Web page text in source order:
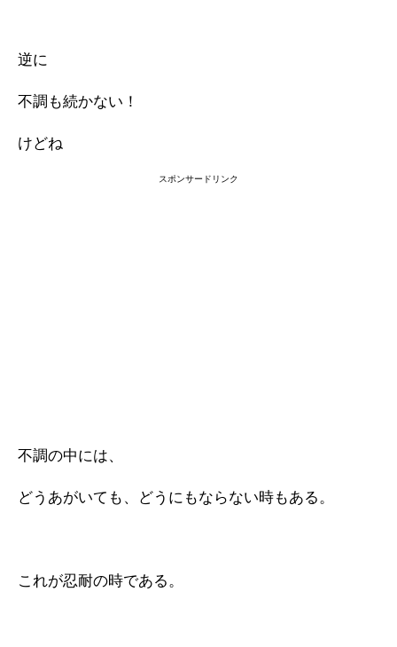
逆に
不調も続かない！
けどね
スポンサードリンク
不調の中には、
どうあがいても、どうにもならない時もある。
これが忍耐の時である。